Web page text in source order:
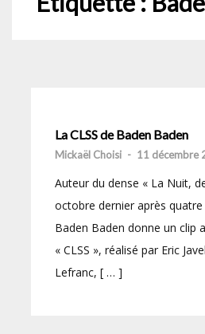
La CLSS de Baden Baden
Mickaël Choisi - 11 décembre
Auteur du dense « La Nuit,
octobre dernier après quatre
Baden Baden donne un clip
« CLSS », réalisé par Eric
Lefranc, [ … ]